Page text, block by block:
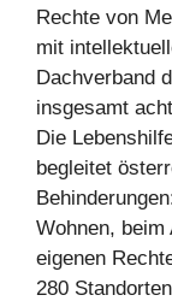
Rechte von
mit
Dachverband
insgesamt
Die
begleitet
Wohnen,
eigenen
280